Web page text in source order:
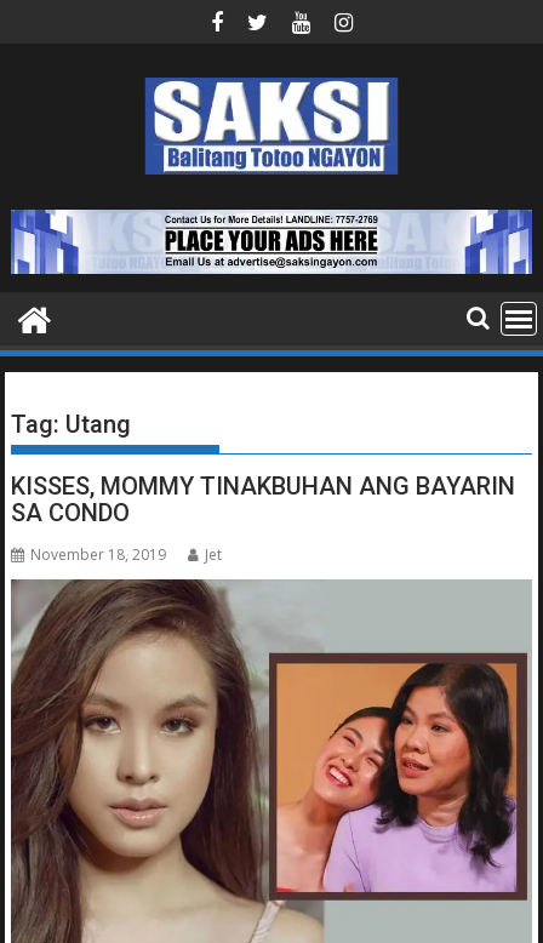
Tag: Utang
KISSES, MOMMY TINAKBUHAN ANG BAYARIN
SA CONDO
November 18, 2019 Jet